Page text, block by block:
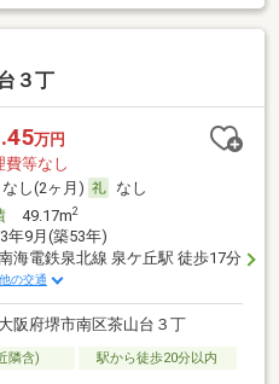
３丁
万円
費等なし
なし(2ヶ月)
なし
49.17m2
年9月(築53年)
海電鉄泉北線 泉ケ丘駅 徒歩17分
の交通
大阪府堺市南区茶山台３丁
隣含)
駅から徒歩20分以内